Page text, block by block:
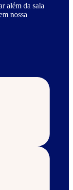
além da sala
nossa